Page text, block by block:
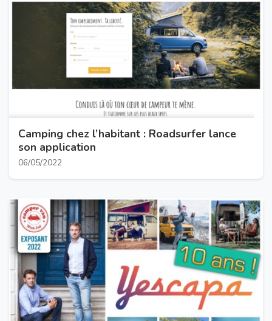
Camping chez l’habitant : Roadsurfer lance
son application
06/05/2022